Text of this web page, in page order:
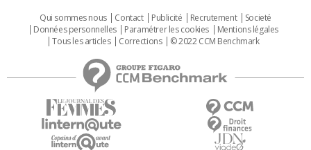
Qui sommes nous Contact Publicité Recrutement
Societé
Données personnelles
Paramétrer les cookies
Mentions légales
Tous les articles
Corrections © 2022 CCM Benchmark